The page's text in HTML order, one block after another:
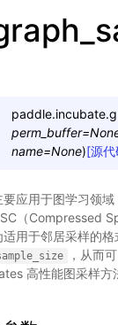
paddle.incubate.
perm_buffer=
name=None)[源
要应用于图学习领
（Compressed
适用于邻居采样的
，从而
高性能图采样方